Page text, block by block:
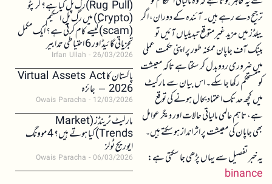
ترجیح دے رہے ہیں۔ آئندہ کے دوران، اگر
ییلڈز میں مزید غیر متوقع تبدیلیاں آئیں تو
بینک آف جاپان ممکنہ طور پر اپنی حکمت عملی
میں ضروری ردوبدل کر سکتا ہے تاکہ معیشت
کو مستحکم رکھا جا سکے۔ اس بیان سے مارکیٹ
میں کچھ حد تک اعتماد بحال ہونے کی توقع
ہے، تاہم عالمی مالیاتی حالات اور دیگر عوامل
بھی جاپان کی معیشت پر اثر انداز ہو سکتے ہیں۔
یہ خبر تفصیل سے یہاں پڑھی جا سکتی ہے:
binance
(Rug Pull)رگ پل کیا ہے؟ کرپٹو
(Crypto) میں رگ پل اسکیم
(scam)کیسے کام کرتی ہے؟ ایک مکمل
تجزیاتی گائیڈ اور 6 احتیاطی تدابیر
Irfan Ullah 26/03/2026
پاکستان کا Virtual Assets Act
2026 – جائزہ
Owais Paracha 12/03/2026
مارکیٹ ٹرینڈز (Market
Trends) کیا ہوتے ہیں؟ 4 موونگ
ایوریج ٹولز
Owais Paracha 06/03/2026